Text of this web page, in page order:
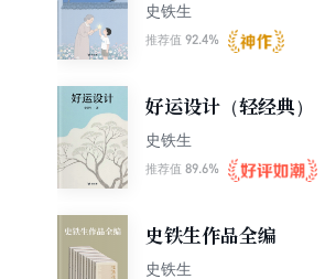
史铁生
推荐值 92.4%
好运设计（轻经典）
史铁生
推荐值 89.6%
史铁生作品全编
史铁生